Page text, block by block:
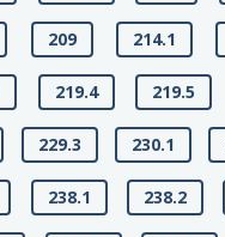
209 214.1
219.4 219.5
229.3 230.1
238.1 238.2